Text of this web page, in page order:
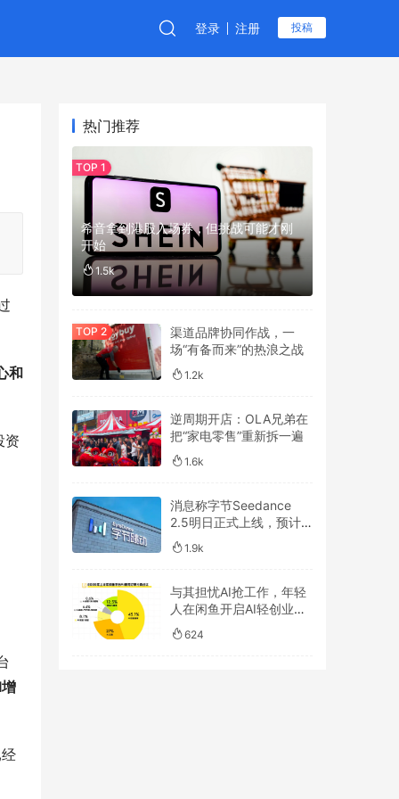
登录 注册 投稿
和
资
热门推荐
希音拿到港股入场券，但挑战可能才刚
开始
1.5k
渠道品牌协同作战，一
场“有备而来”的热浪之战
1.2k
逆周期开店：OLA兄弟在
把“家电零售”重新拆一遍
1.6k
消息称字节Seedance
2.5明日正式上线，预计
一周后开放API
1.9k
与其担忧AI抢工作，年轻
人在闲鱼开启AI轻创业浪
潮
624